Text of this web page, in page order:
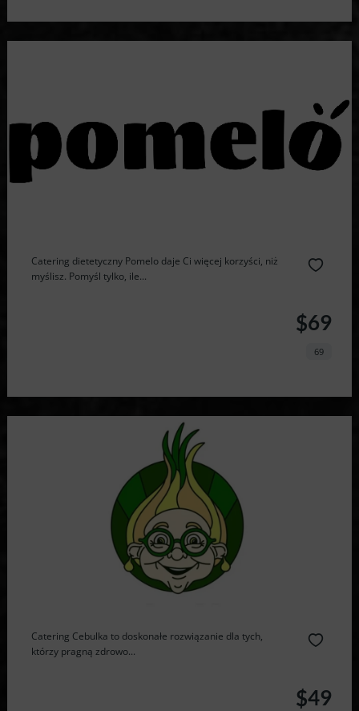
Catering dietetyczny Pomelo daje Ci więcej korzyści, niż
myślisz. Pomyśl tylko, ile...
$69
69
Catering Cebulka to doskonałe rozwiązanie dla tych,
którzy pragną zdrowo...
$49